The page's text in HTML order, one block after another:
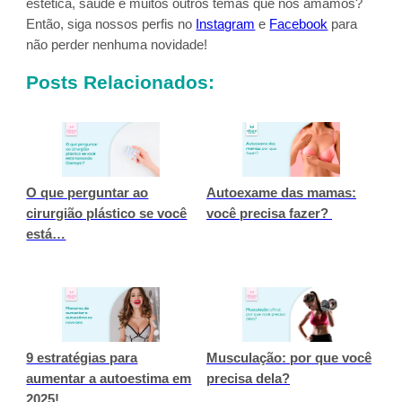
estética, saúde e muitos outros temas que nós amamos?
Então, siga nossos perfis no Instagram e Facebook para
não perder nenhuma novidade!
Posts Relacionados:
O que perguntar ao
cirurgião plástico se você
está…
Autoexame das mamas:
você precisa fazer?
9 estratégias para
aumentar a autoestima em
Musculação: por que você
precisa dela?